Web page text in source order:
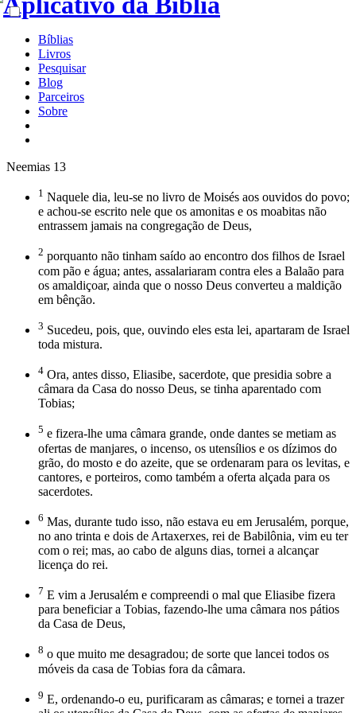
Bíblias
Livros
Pesquisar
Blog
Parceiros
Sobre
Neemias 13
1 Naquele dia, leu-se no livro de Moisés aos ouvidos do povo;
e achou-se escrito nele que os amonitas e os moabitas não
entrassem jamais na congregação de Deus,
2 porquanto não tinham saído ao encontro dos filhos de Israel
com pão e água; antes, assalariaram contra eles a Balaão para
os amaldiçoar, ainda que o nosso Deus converteu a maldição
em bênção.
3 Sucedeu, pois, que, ouvindo eles esta lei, apartaram de Israel
toda mistura.
4 Ora, antes disso, Eliasibe, sacerdote, que presidia sobre a
câmara da Casa do nosso Deus, se tinha aparentado com
Tobias;
5 e fizera-lhe uma câmara grande, onde dantes se metiam as
ofertas de manjares, o incenso, os utensílios e os dízimos do
grão, do mosto e do azeite, que se ordenaram para os levitas, e
cantores, e porteiros, como também a oferta alçada para os
sacerdotes.
6 Mas, durante tudo isso, não estava eu em Jerusalém, porque,
no ano trinta e dois de Artaxerxes, rei de Babilônia, vim eu ter
com o rei; mas, ao cabo de alguns dias, tornei a alcançar
licença do rei.
7 E vim a Jerusalém e compreendi o mal que Eliasibe fizera
para beneficiar a Tobias, fazendo-lhe uma câmara nos pátios
da Casa de Deus,
8 o que muito me desagradou; de sorte que lancei todos os
móveis da casa de Tobias fora da câmara.
9 E, ordenando-o eu, purificaram as câmaras; e tornei a trazer